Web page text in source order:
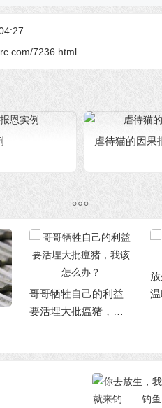
7236.html
虐待猫的因果
放生故事：靠近我，
温暖你
观